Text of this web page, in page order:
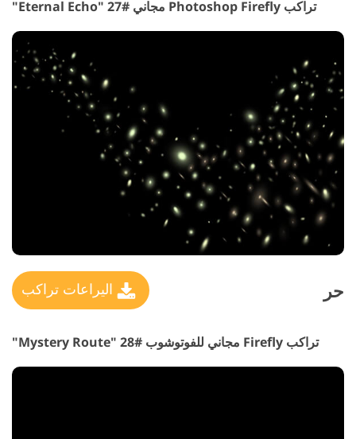
تراكب Photoshop Firefly مجاني #27 "Eternal Echo"
حر اليراعات تراكب
تراكب Firefly مجاني للفوتوشوب #28 "Mystery Route"